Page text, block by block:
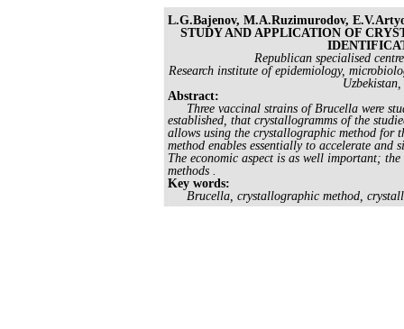
L.G.Bajenov, M.A.Ruzimurodov,
STUDY AND APPLICATION OF
Republican specialised
Research institute of epidemiology,
Abstract:
Three vaccinal strains of Brucella were
established, that crystallogramms of the
allows using the crystallographic method
method enables essentially to accelerate
The economic aspect is as well important;
methods .
Key words:
Brucella, crystallographic method,